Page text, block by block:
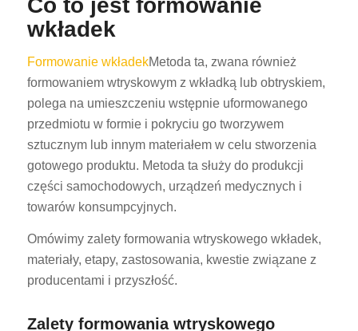
wkładek
Formowanie wkładekMetoda ta, zwana również
formowaniem wtryskowym z wkładką lub obtryskiem,
polega na umieszczeniu wstępnie uformowanego
przedmiotu w formie i pokryciu go tworzywem
sztucznym lub innym materiałem w celu stworzenia
gotowego produktu. Metoda ta służy do produkcji
części samochodowych, urządzeń medycznych i
towarów konsumpcyjnych.
Omówimy zalety formowania wtryskowego wkładek,
materiały, etapy, zastosowania, kwestie związane z
producentami i przyszłość.
Zalety formowania wtryskowego